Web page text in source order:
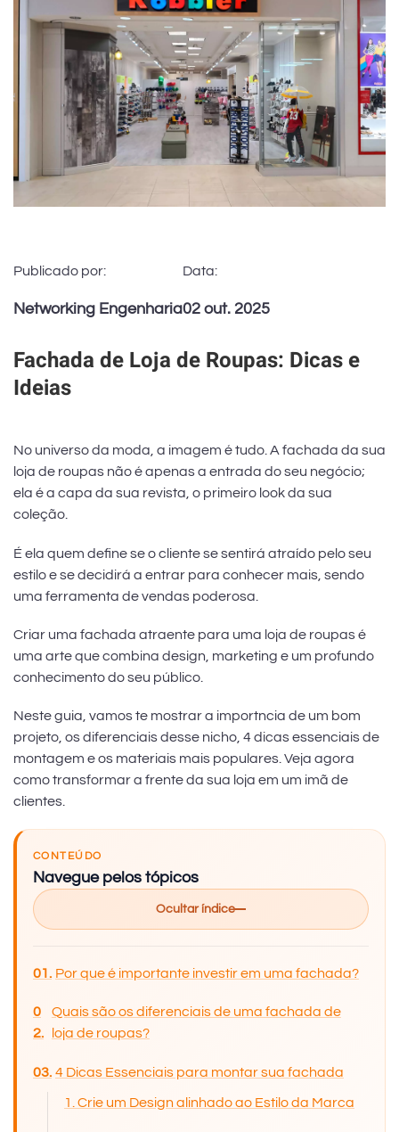
Publicado por:
Networking Engenharia
Data:
02 out. 2025
Fachada de Loja de Roupas: Dicas e
Ideias
No universo da moda, a imagem é tudo. A fachada da sua
loja de roupas não é apenas a entrada do seu negócio;
ela é a capa da sua revista, o primeiro look da sua
coleção.
É ela quem define se o cliente se sentirá atraído pelo seu
estilo e se decidirá a entrar para conhecer mais, sendo
uma ferramenta de vendas poderosa.
Criar uma fachada atraente para uma loja de roupas é
uma arte que combina design, marketing e um profundo
conhecimento do seu público.
Neste guia, vamos te mostrar a importncia de um bom
projeto, os diferenciais desse nicho, 4 dicas essenciais de
montagem e os materiais mais populares. Veja agora
como transformar a frente da sua loja em um imã de
clientes.
CONTEÚDO
Navegue pelos tópicos
Ocultar índice
Por que é importante investir em uma fachada?
Quais são os diferenciais de uma fachada de
loja de roupas?
4 Dicas Essenciais para montar sua fachada
1. Crie um Design alinhado ao Estilo da Marca